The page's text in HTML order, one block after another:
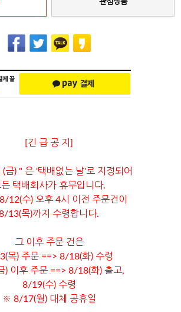
관심상품
[긴 급 공 지]
금) " 은 '택배없는 날'로 지정되어
든 택배회사가 휴무입니다.
12(수) 오후 4시 이전 주문건이
13(목)까지 수령합니다.
그 이후 주문 건은
목) 주문 ==> 8/18(화) 수령
) 이후 주문 ==> 8/18(화) 출고,
8/19(수) 수령
※ 8/17(월) 대체 공휴일